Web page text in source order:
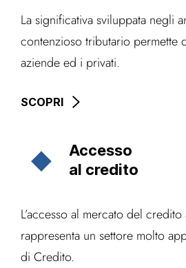
La significativa sviluppata negli
contenzioso tributario permette
aziende ed i privati.
SCOPRI
Accesso
al credito
L’accesso al mercato del
rappresenta un settore molto
di Credito.